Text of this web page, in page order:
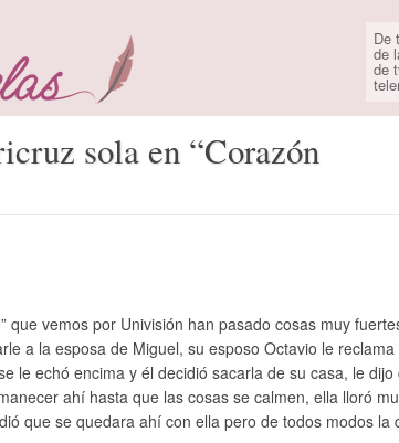
De
de
de
sola en “Corazón
que vemos por Univisión han pasado cosas muy
a la esposa de Miguel, su esposo Octavio le reclama
le echó encima y él decidió sacarla de su casa, le dijo
ahí hasta que las cosas se calmen, ella lloró
que se quedara ahí con ella pero de todos modos la